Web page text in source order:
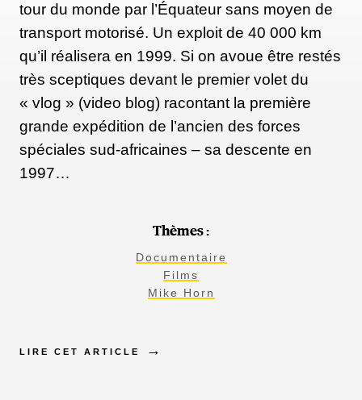
tour du monde par l’Équateur sans moyen de
transport motorisé. Un exploit de 40 000 km
qu’il réalisera en 1999. Si on avoue être restés
très sceptiques devant le premier volet du
« vlog » (video blog) racontant la première
grande expédition de l’ancien des forces
spéciales sud-africaines – sa descente en
1997…
Thèmes :
Documentaire
Films
Mike Horn
LIRE CET ARTICLE